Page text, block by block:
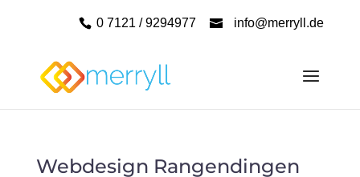
0 7121 / 9294977 info@merryll.de
Webdesign Rangendingen